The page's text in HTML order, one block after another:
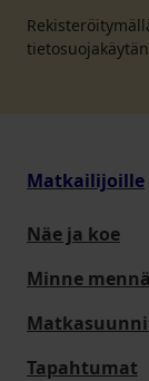
Matkailijoille
Näe ja koe
Minne mennä
Tapahtumat